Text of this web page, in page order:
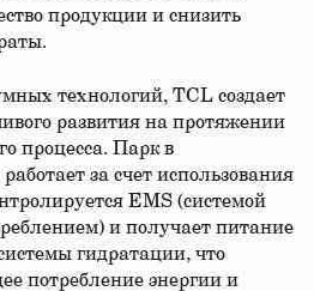
продукции и снизить
технологий, TCL создает
развития на протяжении
процесса. Парк в
за счет использования
EMS (системой
и получает питание
гидратации, что
потребление энергии и